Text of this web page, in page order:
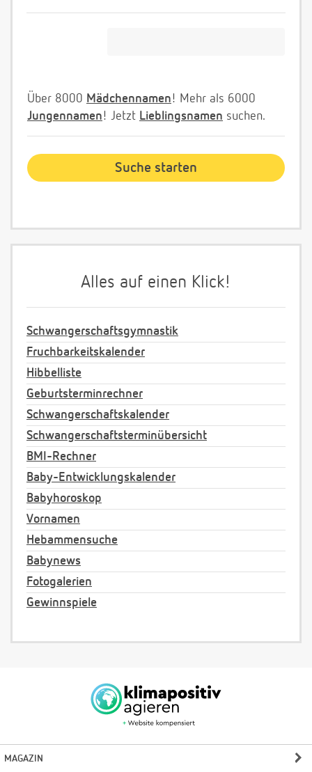
Über 8000 Mädchennamen! Mehr als 6000
Jungennamen! Jetzt Lieblingsnamen suchen.
Alles auf einen Klick!
Schwangerschaftsgymnastik
Fruchbarkeitskalender
Hibbelliste
Geburtsterminrechner
Schwangerschaftskalender
Schwangerschaftsterminübersicht
BMI-Rechner
Baby-Entwicklungskalender
Babyhoroskop
Vornamen
Hebammensuche
Babynews
Fotogalerien
Gewinnspiele
MAGAZIN